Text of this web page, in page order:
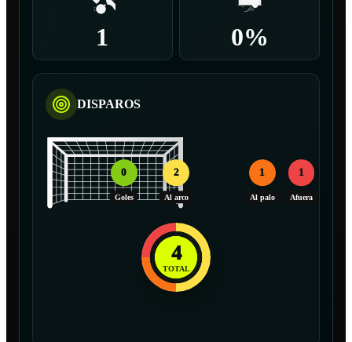
1 0%
DISPAROS
0
Goles
2
Al arco
1
Al palo
1
Afuera
4
TOTAL